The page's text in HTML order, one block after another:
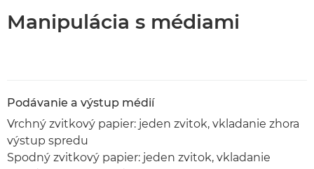
Manipulácia s médiami
Podávanie a výstup médií
Vrchný zvitkový papier: jeden zvitok, vkladanie zhora
výstup spredu
Spodný zvitkový papier: jeden zvitok, vkladanie